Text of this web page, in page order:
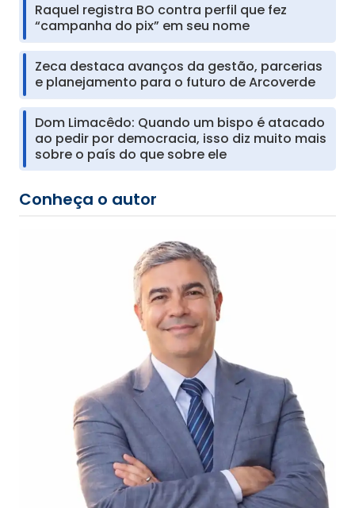
Raquel registra BO contra perfil que fez
“campanha do pix” em seu nome
Zeca destaca avanços da gestão, parcerias
e planejamento para o futuro de Arcoverde
Dom Limacêdo: Quando um bispo é atacado
ao pedir por democracia, isso diz muito mais
sobre o país do que sobre ele
Conheça o autor